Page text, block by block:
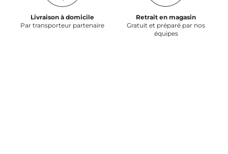
Livraison à domicile
Par transporteur partenaire
Retrait en magasin
Gratuit et préparé par nos
équipes